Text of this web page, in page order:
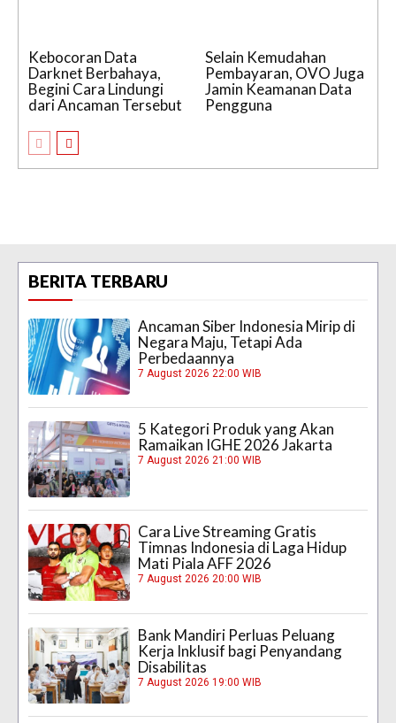
Kebocoran Data
Darknet Berbahaya,
Begini Cara Lindungi
dari Ancaman Tersebut
Selain Kemudahan
Pembayaran, OVO Juga
Jamin Keamanan Data
Pengguna
BERITA TERBARU
Ancaman Siber Indonesia Mirip di
Negara Maju, Tetapi Ada
Perbedaannya
7 August 2026 22:00 WIB
5 Kategori Produk yang Akan
Ramaikan IGHE 2026 Jakarta
7 August 2026 21:00 WIB
Cara Live Streaming Gratis
Timnas Indonesia di Laga Hidup
Mati Piala AFF 2026
7 August 2026 20:00 WIB
Bank Mandiri Perluas Peluang
Kerja Inklusif bagi Penyandang
Disabilitas
7 August 2026 19:00 WIB